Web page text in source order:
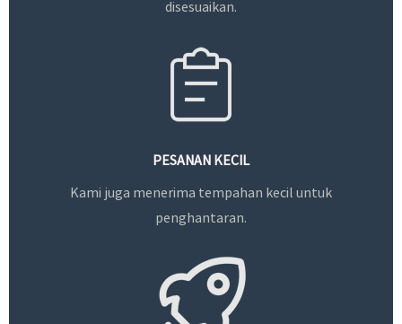
disesuaikan.
PESANAN KECIL
Kami juga menerima tempahan kecil untuk
penghantaran.